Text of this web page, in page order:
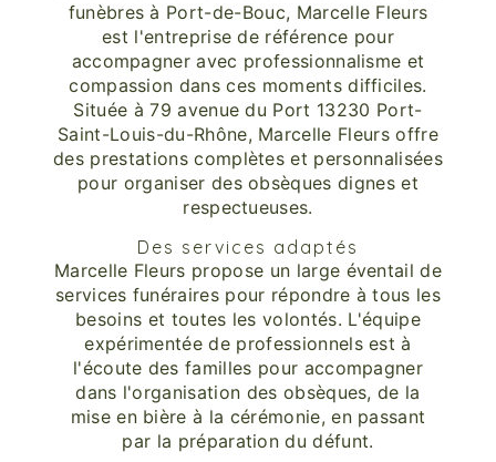
funèbres à Port-de-Bouc, Marcelle Fleurs
est l'entreprise de référence pour
accompagner avec professionnalisme et
compassion dans ces moments difficiles.
Située à 79 avenue du Port 13230 Port-
Saint-Louis-du-Rhône, Marcelle Fleurs offre
des prestations complètes et personnalisées
pour organiser des obsèques dignes et
respectueuses.
Des services adaptés
Marcelle Fleurs propose un large éventail de
services funéraires pour répondre à tous les
besoins et toutes les volontés. L'équipe
expérimentée de professionnels est à
l'écoute des familles pour accompagner
dans l'organisation des obsèques, de la
mise en bière à la cérémonie, en passant
par la préparation du défunt.